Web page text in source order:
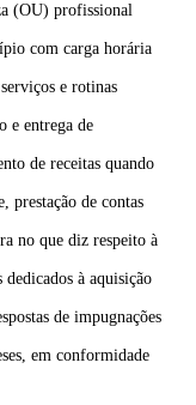
(OU) profissional
com carga horária
e rotinas
e entrega de
de receitas quando
prestação de contas
no que diz respeito à
à aquisição
de impugnações
em conformidade